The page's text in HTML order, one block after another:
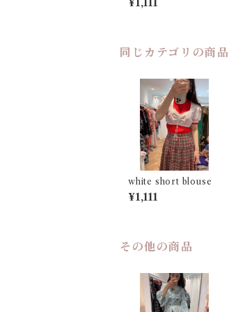
¥1,111
同じカテゴリの商品
white short blouse
¥1,111
その他の商品